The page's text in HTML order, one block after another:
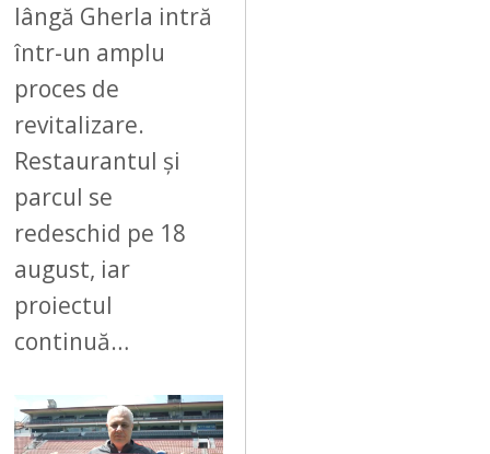
lângă Gherla intră
într-un amplu
proces de
revitalizare.
Restaurantul și
parcul se
redeschid pe 18
august, iar
proiectul
continuă…